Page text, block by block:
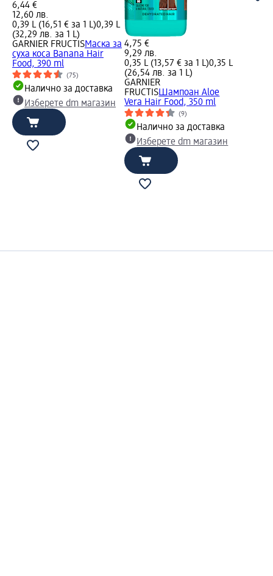
6,44 €
12,60 лв.
0,39 L (16,51 € за 1 L)0,39 L
(32,29 лв. за 1 L)
GARNIER FRUCTISМаска за
суха коса Banana Hair
Food, 390 ml
(75)
Налично за доставка
Изберете dm магазин
4,75 €
9,29 лв.
0,35 L (13,57 € за 1 L)0,35 L
(26,54 лв. за 1 L)
GARNIER
FRUCTISШампоан Aloe
Vera Hair Food, 350 ml
(9)
Налично за доставка
Изберете dm магазин